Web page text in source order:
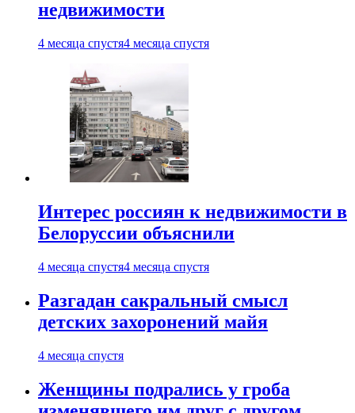
недвижимости
4 месяца спустя4 месяца спустя
Интерес россиян к недвижимости в
Белоруссии объяснили
4 месяца спустя4 месяца спустя
Разгадан сакральный смысл
детских захоронений майя
4 месяца спустя
Женщины подрались у гроба